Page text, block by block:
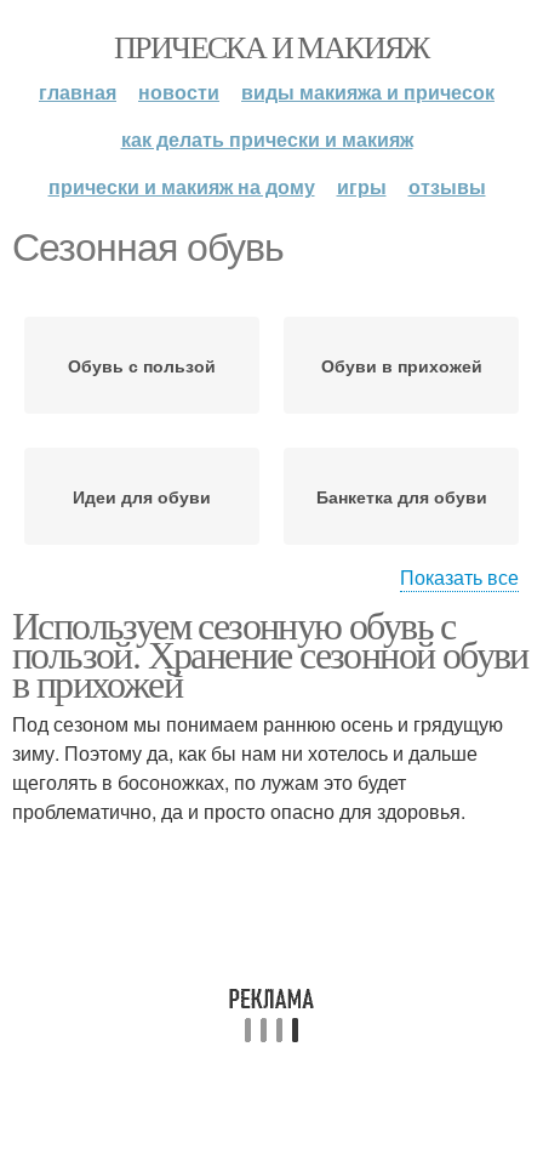
ПРИЧЕСКА И МАКИЯЖ
главная новости
виды макияжа и причесок
как делать прически и макияж
прически и макияж на дому
игры отзывы
Сезонная обувь
Обувь с пользой Обуви в прихожей
Идеи для обуви Банкетка для обуви
Шкаф для обуви Сезонная гарантия
Сезон на обувь Гарантия на обувь
Показать все
Используем сезонную обувь с
пользой. Хранение сезонной обуви
в прихожей
Под сезоном мы понимаем раннюю осень и грядущую
зиму. Поэтому да, как бы нам ни хотелось и дальше
щеголять в босоножках, по лужам это будет
проблематично, да и просто опасно для здоровья.